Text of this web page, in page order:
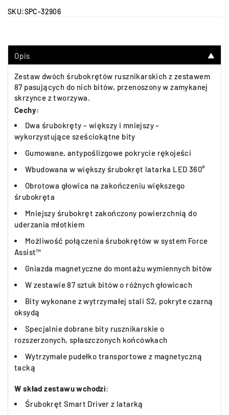
SKU:SPC-32906
Opis ▼
Zestaw dwóch śrubokrętów rusznikarskich z zestawem
87 pasujących do nich bitów, przenoszony w zamykanej
skrzynce z tworzywa.
Cechy:
Dwa śrubokręty – większy i mniejszy –
wykorzystujące sześciokątne bity
Gumowane, antypoślizgowe pokrycie rękojeści
Wbudowana w większy śrubokręt latarka LED 360°
Obrotowa głowica na zakończeniu większego
śrubokręta
Mniejszy śrubokręt zakończony powierzchnią do
uderzania młotkiem
Możliwość połączenia śrubokrętów w system Force
Assist™
Gniazda magnetyczne do montażu wymiennych bitów
W zestawie 87 sztuk bitów o różnych głowicach
Bity wykonane z wytrzymałej stali S2, pokryte czarną
oksydą
Specjalnie dobrane bity rusznikarskie o
rozszerzonych, spłaszczonych końcówkach
Wytrzymałe pudełko transportowe z magnetyczną
tacką
W skład zestawu wchodzi:
Śrubokręt Smart Driver z latarką